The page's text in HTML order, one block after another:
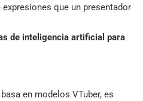
que un presentador
de inteligencia artificial para
en modelos VTuber, es